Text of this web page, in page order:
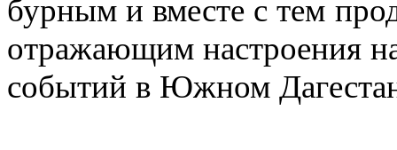
бурным и вместе с тем
отражающим настроения
событий в Южном